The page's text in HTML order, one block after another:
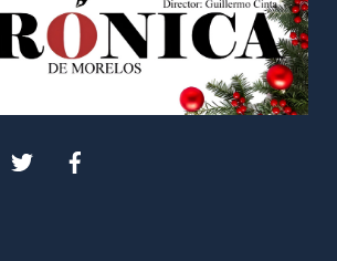
Top